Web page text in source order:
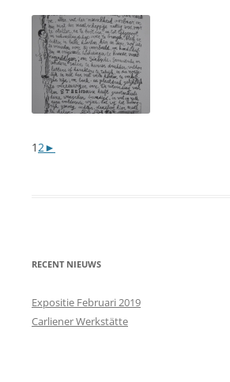
1 2►
RECENT NIEUWS
Expositie Februari 2019
Carliener Werkstätte